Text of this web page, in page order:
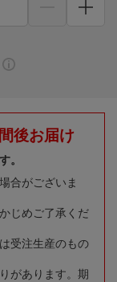
後お届け
。
合がございま
じめご了承くだ
受注生産のもの
があります。期